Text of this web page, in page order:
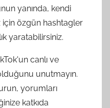
yanında, kendi
için özgün hashtagler
yaratabilirsiniz.
canlı ve
unutmayın.
yorumları
katkıda